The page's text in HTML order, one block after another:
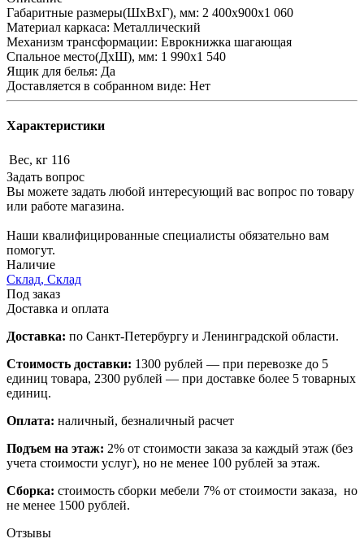
Габаритные размеры(ШхВхГ), мм: 2 400х900х1 060
Материал каркаса: Металлический
Механизм трансформации: Еврокнижка шагающая
Спальное место(ДхШ), мм: 1 990х1 540
Ящик для белья: Да
Доставляется в собранном виде: Нет
Характеристики
Вес, кг 116
Задать вопрос
Вы можете задать любой интересующий вас вопрос по товару
или работе магазина.
Наши квалифицированные специалисты обязательно вам
помогут.
Наличие
Склад, Склад
Под заказ
Доставка и оплата
Доставка: по Санкт-Петербургу и Ленинградской области.
Стоимость доставки: 1300 рублей — при перевозке до 5
единиц товара, 2300 рублей — при доставке более 5 товарных
единиц.
Оплата: наличный, безналичный расчет
Подъем на этаж: 2% от стоимости заказа за каждый этаж (без
учета стоимости услуг), но не менее 100 рублей за этаж.
Сборка: стоимость сборки мебели 7% от стоимости заказа, но
не менее 1500 рублей.
Отзывы